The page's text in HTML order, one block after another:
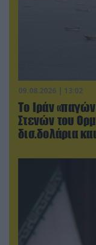
09.08.2026 | 13:02
Το Ιράν
Στενών του
δισ.δολάρια